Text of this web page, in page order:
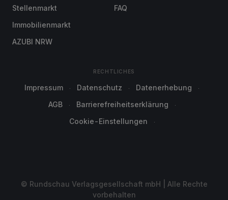
Stellenmarkt
Immobilienmarkt
AZUBI NRW
FAQ
RECHTLICHES
Impressum Datenschutz
Datenerhebung
AGB
Barrierefreiheitserklärung
Cookie-Einstellungen
© Rundschau Verlagsgesellschaft mbH | Alle Rechte
vorbehalten